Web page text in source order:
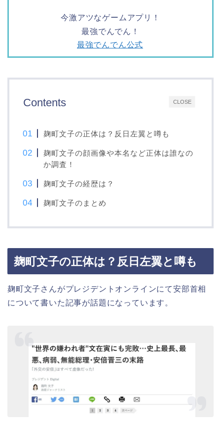
今激アツなゲームアプリ！
最強でんでん！
最強でんでん公式
CLOSE
Contents
麹町文子の正体は？反日左翼と噂も
麹町文子の顔画像や本名など正体は誰なの
か調査！
麹町文子の経歴は？
麹町文子のまとめ
麹町文子の正体は？反日左翼と噂も
麹町文子さんがプレジデントオンラインにて安部首相
について書いた記事が話題になっています。